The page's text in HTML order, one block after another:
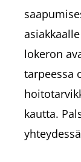
lokeron
tarpeessa
kautta.